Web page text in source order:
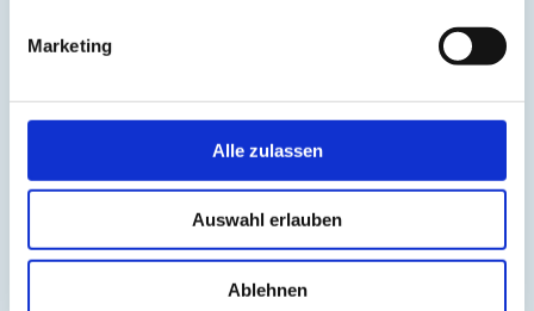
Marketing
Alle zulassen
Auswahl erlauben
Ablehnen
Dosha(1)
Ego(1)
Emotion(6)
Energiebewusstsein(2)
Entgiftung(5)